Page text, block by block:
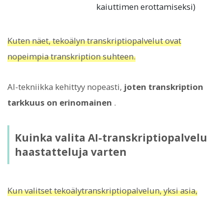
kaiuttimen erottamiseksi)
Kuten näet, tekoälyn transkriptiopalvelut ovat
nopeimpia transkription suhteen.
AI-tekniikka kehittyy nopeasti, joten transkription
tarkkuus on erinomainen .
Kuinka valita AI-transkriptiopalvelu
haastatteluja varten
Kun valitset tekoälytranskriptiopalvelun, yksi asia,